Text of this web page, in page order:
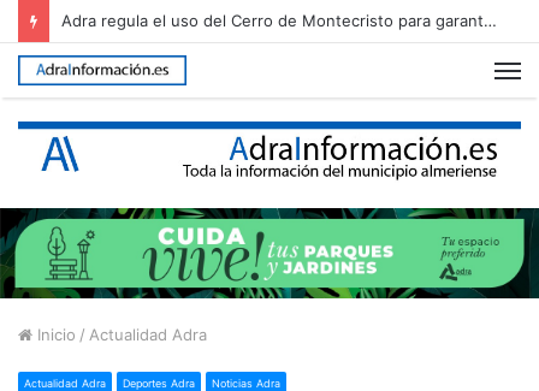
Adra regula el uso del Cerro de Montecristo para garantizar su conservación
Inicio / Actualidad Adra
Actualidad Adra Deportes Adra Noticias Adra